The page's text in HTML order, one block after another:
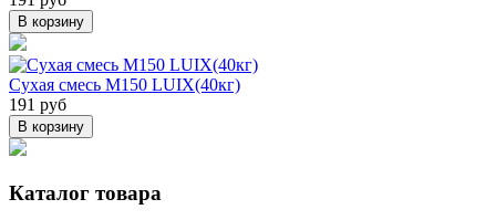
В корзину
Сухая смесь М150 LUIX(40кг)
191 руб
В корзину
Каталог товара